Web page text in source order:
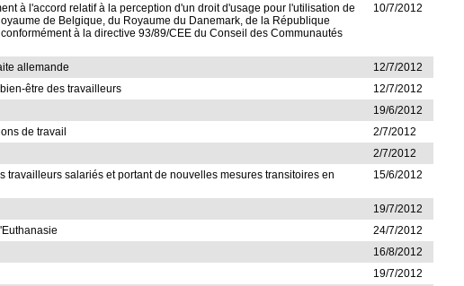
à l'accord relatif à la perception d'un droit d'usage pour l'utilisation de
de Belgique, du Royaume du Danemark, de la République
à la directive 93/89/CEE du Conseil des Communautés
10/7/2012
allemande
12/7/2012
être des travailleurs
12/7/2012
19/6/2012
de travail
2/7/2012
2/7/2012
salariés et portant de nouvelles mesures transitoires en
15/6/2012
19/7/2012
24/7/2012
16/8/2012
19/7/2012